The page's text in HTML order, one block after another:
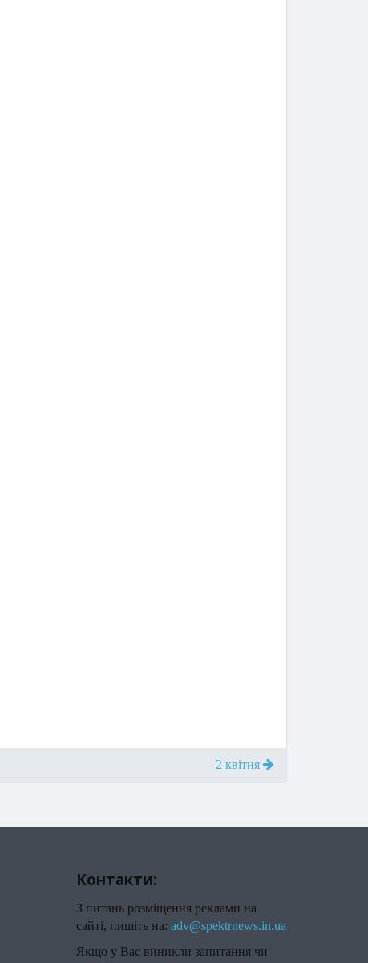
2 квітня
Контакти:
З питань розміщення реклами на
сайті, пишіть на: adv@spektrnews.in.ua
Якщо у Вас виникли запитання чи